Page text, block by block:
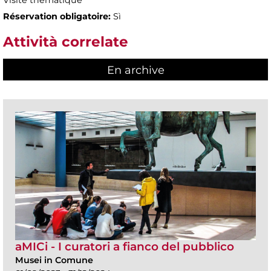
Réservation obligatoire: Sì
Attività correlate
En archive
aMICi - I curatori a fianco del pubblico
Musei in Comune